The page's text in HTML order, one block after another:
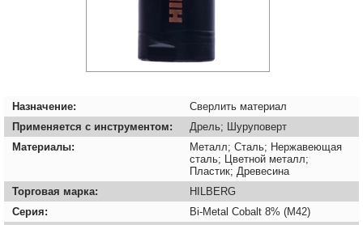
Назначение:
Сверлить материал
Применяется с инструментом:
Дрель; Шуруповерт
Материалы:
Металл; Сталь; Нержавеющая
сталь; Цветной металл;
Пластик; Древесина
Торговая марка:
HILBERG
Серия:
Bi-Metal Cobalt 8% (М42)